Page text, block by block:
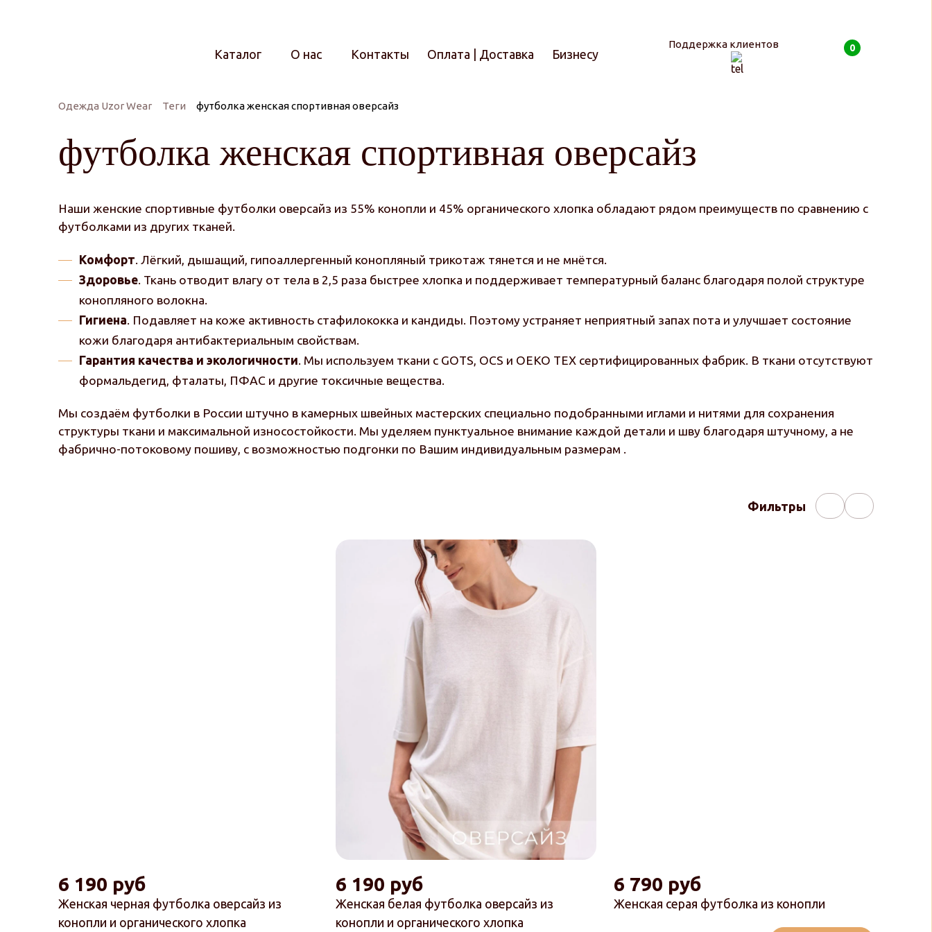
Каталог О нас Контакты Оплата | Доставка Бизнесу
Поддержка клиентов 0
Одежда Uzor Wear Теги футболка женская спортивная оверсайз
футболка женская спортивная оверсайз
Наши женские спортивные футболки оверсайз из 55% конопли и 45% органического хлопка обладают рядом преимуществ по сравнению с
футболками из других тканей.
Комфорт. Лёгкий, дышащий, гипоаллергенный конопляный трикотаж тянется и не мнётся.
Здоровье. Ткань отводит влагу от тела в 2,5 раза быстрее хлопка и поддерживает температурный баланс благодаря полой структуре
конопляного волокна.
Гигиена. Подавляет на коже активность стафилококка и кандиды. Поэтому устраняет неприятный запах пота и улучшает состояние
кожи благодаря антибактериальным свойствам.
Гарантия качества и экологичности. Мы используем ткани с GOTS, OCS и OEKO TEX сертифицированных фабрик. В ткани отсутствуют
формальдегид, фталаты, ПФАС и другие токсичные вещества.
Мы создаём футболки в России штучно в камерных швейных мастерских специально подобранными иглами и нитями для сохранения
структуры ткани и максимальной износостойкости. Мы уделяем пунктуальное внимание каждой детали и шву благодаря штучному, а не
фабрично-потоковому пошиву, с возможностью подгонки по Вашим индивидуальным размерам .
Фильтры
Женская черная футболка оверсайз из
конопли и органического хлопка
6 190 руб
Женская белая футболка оверсайз из
конопли и органического хлопка
6 190 руб
Женская серая футболка из конопли
6 790 руб